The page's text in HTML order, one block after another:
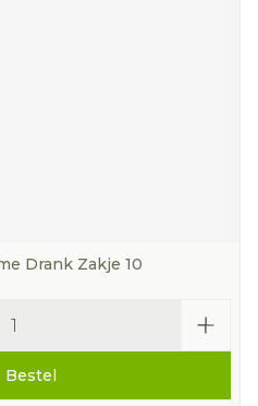
Drank Zakje 10
Bestel